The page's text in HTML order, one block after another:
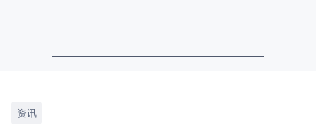
资讯